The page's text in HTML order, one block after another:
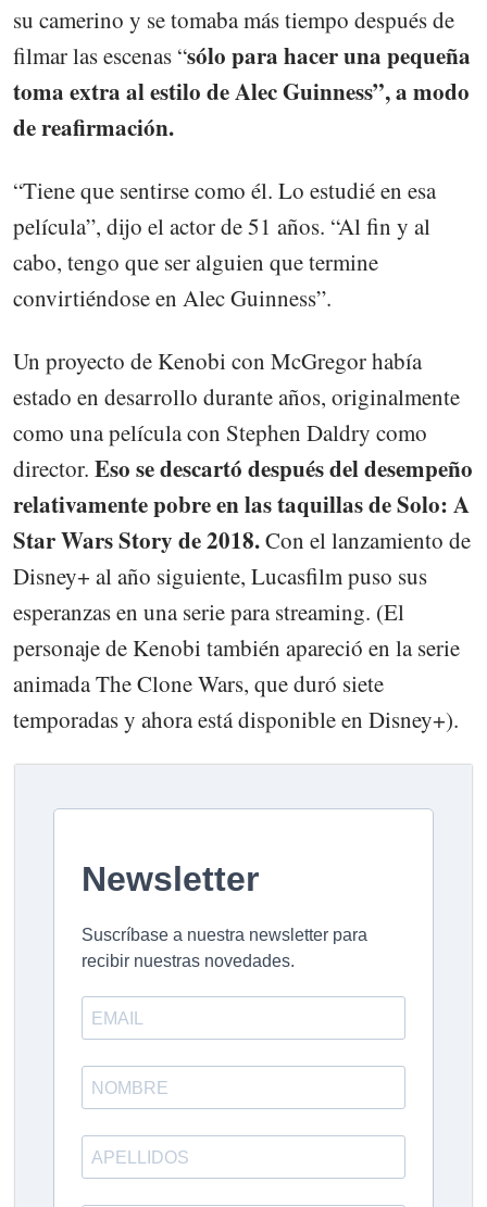
su camerino y se tomaba más tiempo después de
filmar las escenas “sólo para hacer una pequeña
toma extra al estilo de Alec Guinness”, a modo
de reafirmación.
“Tiene que sentirse como él. Lo estudié en esa
película”, dijo el actor de 51 años. “Al fin y al
cabo, tengo que ser alguien que termine
convirtiéndose en Alec Guinness”.
Un proyecto de Kenobi con McGregor había
estado en desarrollo durante años, originalmente
como una película con Stephen Daldry como
director. Eso se descartó después del desempeño
relativamente pobre en las taquillas de Solo: A
Star Wars Story de 2018.Con el lanzamiento de
Disney+ al año siguiente, Lucasfilm puso sus
esperanzas en una serie para streaming. (El
personaje de Kenobi también apareció en la serie
animada The Clone Wars, que duró siete
temporadas y ahora está disponible en Disney+).